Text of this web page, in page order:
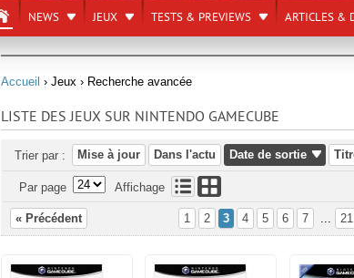
NEWS JEUX TESTS & PREVIEWS ARTICLES &
Accueil › Jeux › Recherche avancée
LISTE DES JEUX SUR NINTENDO GAMECUBE
Trier par : Mise à jour Dans l'actu Date de sortie
Par page Affichage
« Précédent 1 2 3 4 5 6 7 ... 21